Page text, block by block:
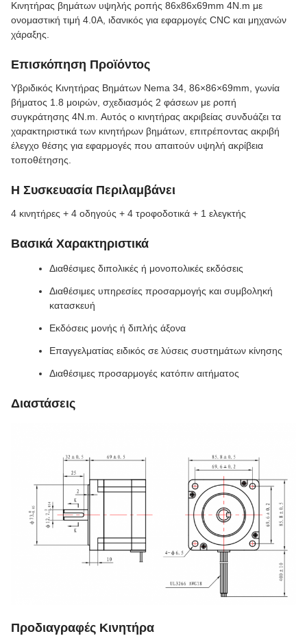
Κινητήρας βημάτων υψηλής ροπής 86x86x69mm 4N.m με
ονομαστική τιμή 4.0A, ιδανικός για εφαρμογές CNC και μηχανών
χάραξης.
Επισκόπηση Προϊόντος
Υβριδικός Κινητήρας Βημάτων Nema 34, 86×86×69mm, γωνία
βήματος 1.8 μοιρών, σχεδιασμός 2 φάσεων με ροπή
συγκράτησης 4N.m. Αυτός ο κινητήρας ακριβείας συνδυάζει τα
χαρακτηριστικά των κινητήρων βημάτων, επιτρέποντας ακριβή
έλεγχο θέσης για εφαρμογές που απαιτούν υψηλή ακρίβεια
τοποθέτησης.
Η Συσκευασία Περιλαμβάνει
4 κινητήρες + 4 οδηγούς + 4 τροφοδοτικά + 1 ελεγκτής
Βασικά Χαρακτηριστικά
Διαθέσιμες διπολικές ή μονοπολικές εκδόσεις
Διαθέσιμες υπηρεσίες προσαρμογής και συμβοληκή
κατασκευή
Εκδόσεις μονής ή διπλής άξονα
Επαγγελματίας ειδικός σε λύσεις συστημάτων κίνησης
Διαθέσιμες προσαρμογές κατόπιν αιτήματος
Διαστάσεις
Προδιαγραφές Κινητήρα